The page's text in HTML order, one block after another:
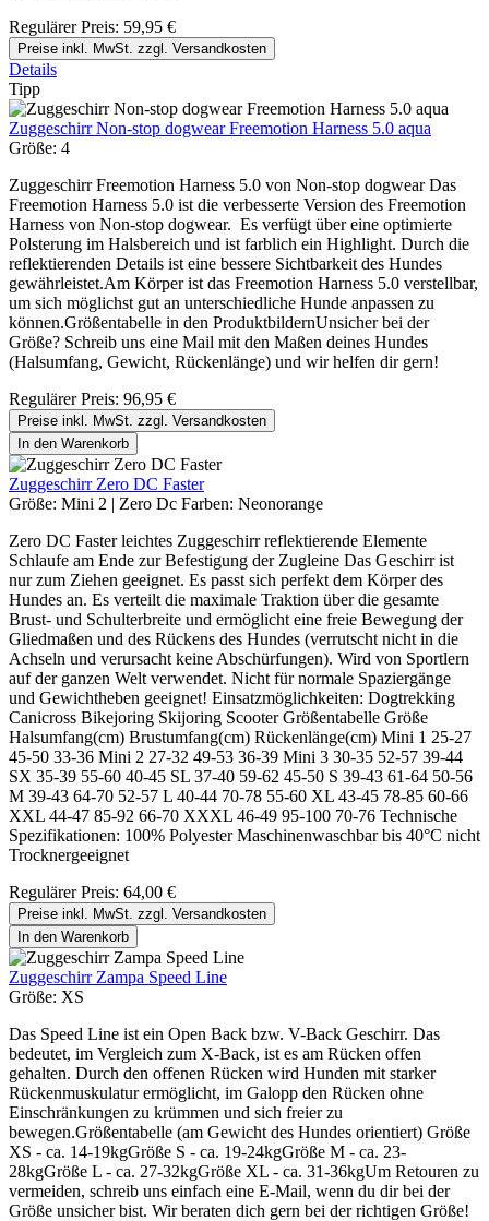
Regulärer Preis: 59,95 €
Preise inkl. MwSt. zzgl. Versandkosten
Details
Tipp
Zuggeschirr Non-stop dogwear Freemotion Harness 5.0 aqua
Größe: 4
Zuggeschirr Freemotion Harness 5.0 von Non-stop dogwear Das
Freemotion Harness 5.0 ist die verbesserte Version des Freemotion
Harness von Non-stop dogwear. Es verfügt über eine optimierte
Polsterung im Halsbereich und ist farblich ein Highlight. Durch die
reflektierenden Details ist eine bessere Sichtbarkeit des Hundes
gewährleistet.Am Körper ist das Freemotion Harness 5.0 verstellbar,
um sich möglichst gut an unterschiedliche Hunde anpassen zu
können.Größentabelle in den ProduktbildernUnsicher bei der
Größe? Schreib uns eine Mail mit den Maßen deines Hundes
(Halsumfang, Gewicht, Rückenlänge) und wir helfen dir gern!
Regulärer Preis: 96,95 €
Preise inkl. MwSt. zzgl. Versandkosten
In den Warenkorb
Zuggeschirr Zero DC Faster
Größe: Mini 2 | Zero Dc Farben: Neonorange
Zero DC Faster leichtes Zuggeschirr reflektierende Elemente
Schlaufe am Ende zur Befestigung der Zugleine Das Geschirr ist
nur zum Ziehen geeignet. Es passt sich perfekt dem Körper des
Hundes an. Es verteilt die maximale Traktion über die gesamte
Brust- und Schulterbreite und ermöglicht eine freie Bewegung der
Gliedmaßen und des Rückens des Hundes (verrutscht nicht in die
Achseln und verursacht keine Abschürfungen). Wird von Sportlern
auf der ganzen Welt verwendet. Nicht für normale Spaziergänge
und Gewichtheben geeignet! Einsatzmöglichkeiten: Dogtrekking
Canicross Bikejoring Skijoring Scooter Größentabelle Größe
Halsumfang(cm) Brustumfang(cm) Rückenlänge(cm) Mini 1 25-27
45-50 33-36 Mini 2 27-32 49-53 36-39 Mini 3 30-35 52-57 39-44
SX 35-39 55-60 40-45 SL 37-40 59-62 45-50 S 39-43 61-64 50-56
M 39-43 64-70 52-57 L 40-44 70-78 55-60 XL 43-45 78-85 60-66
XXL 44-47 85-92 66-70 XXXL 46-49 95-100 70-76 Technische
Spezifikationen: 100% Polyester Maschinenwaschbar bis 40°C nicht
Trocknergeeignet
Regulärer Preis: 64,00 €
Preise inkl. MwSt. zzgl. Versandkosten
In den Warenkorb
Zuggeschirr Zampa Speed Line
Größe: XS
Das Speed Line ist ein Open Back bzw. V-Back Geschirr. Das
bedeutet, im Vergleich zum X-Back, ist es am Rücken offen
gehalten. Durch den offenen Rücken wird Hunden mit starker
Rückenmuskulatur ermöglicht, im Galopp den Rücken ohne
Einschränkungen zu krümmen und sich freier zu
bewegen.Größentabelle (am Gewicht des Hundes orientiert) Größe
XS - ca. 14-19kgGröße S - ca. 19-24kgGröße M - ca. 23-
28kgGröße L - ca. 27-32kgGröße XL - ca. 31-36kgUm Retouren zu
vermeiden, schreib uns einfach eine E-Mail, wenn du dir bei der
Größe unsicher bist. Wir beraten dich gern bei der richtigen Größe!